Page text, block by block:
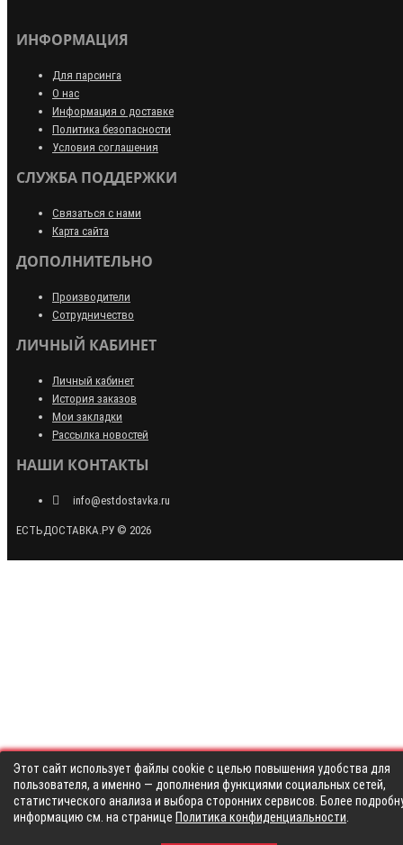
ИНФОРМАЦИЯ
Для парсинга
О нас
Информация о доставке
Политика безопасности
Условия соглашения
СЛУЖБА ПОДДЕРЖКИ
Связаться с нами
Карта сайта
ДОПОЛНИТЕЛЬНО
Производители
Сотрудничество
ЛИЧНЫЙ КАБИНЕТ
Личный кабинет
История заказов
Мои закладки
Рассылка новостей
НАШИ КОНТАКТЫ
info@estdostavka.ru
ЕСТЬДОСТАВКА.РУ © 2026
Этот сайт использует файлы cookie с целью повышения удобства для
пользователя, а именно — дополнения функциями социальных сетей,
статистического анализа и выбора сторонних сервисов. Более
информацию см. на странице Политика конфиденциальности